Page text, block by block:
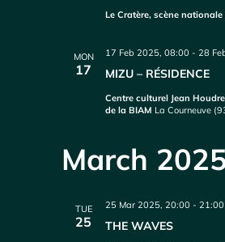
Le Cratère, scène nationale
MON
17 MIZU – RÉSIDENCE
17 Feb 2025, 08:00 -28
Centre culturel Jean
de la BIAM La Courneuve
March
TUE
25 THE WAVES
25 Mar 2025, 20:00 -21:00